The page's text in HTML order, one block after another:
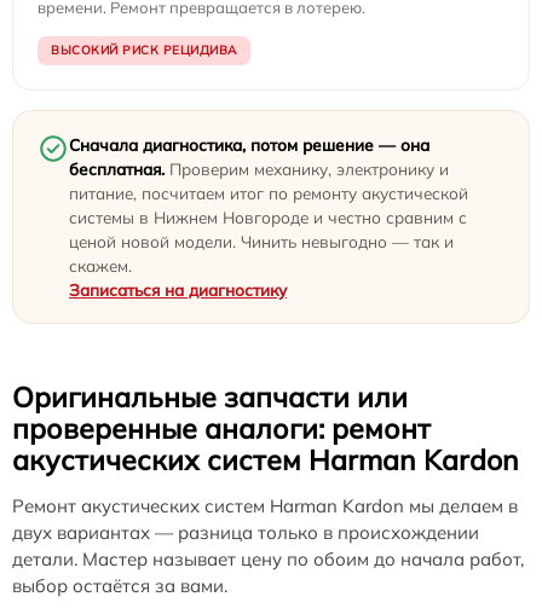
времени. Ремонт превращается в лотерею.
ВЫСОКИЙ РИСК РЕЦИДИВА
Сначала диагностика, потом решение — она
бесплатная. Проверим механику, электронику и
питание, посчитаем итог по ремонту акустической
системы в Нижнем Новгороде и честно сравним с
ценой новой модели. Чинить невыгодно — так и
скажем.
Записаться на диагностику
Оригинальные запчасти или
проверенные аналоги: ремонт
акустических систем Harman Kardon
Ремонт акустических систем Harman Kardon мы делаем в
двух вариантах — разница только в происхождении
детали. Мастер называет цену по обоим до начала работ,
выбор остаётся за вами.